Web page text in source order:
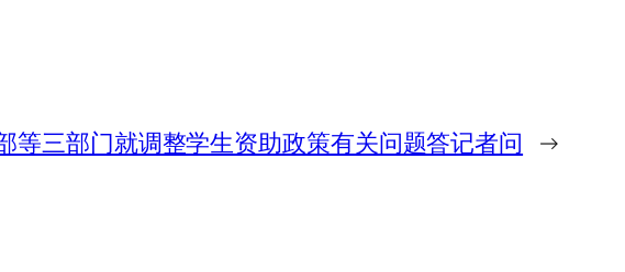
等三部门就调整学生资助政策有关问题答记者问 →